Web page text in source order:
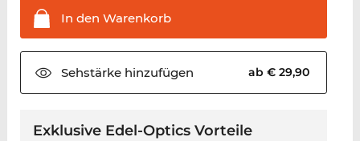
In den Warenkorb
Sehstärkehinzufügen ab € 29,90
Exklusive Edel-Optics Vorteile